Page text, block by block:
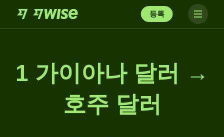
등록
1 가이아나 달러 →
호주 달러